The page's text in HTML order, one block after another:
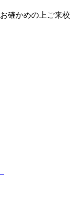
確かめの上ご来校